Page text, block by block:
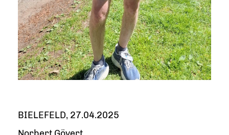
BIELEFELD, 27.04.2025